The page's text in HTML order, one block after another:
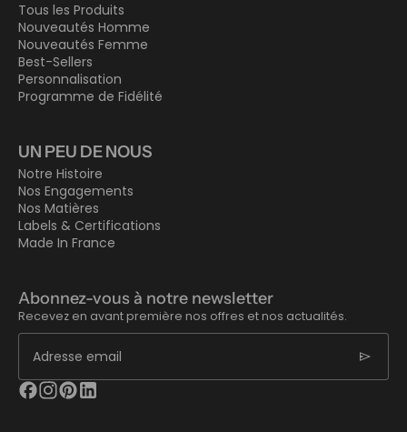
Tous les Produits
Nouveautés Homme
Nouveautés Femme
Best-Sellers
Personnalisation
Programme de Fidélité
UN PEU DE NOUS
Notre Histoire
Nos Engagements
Nos Matières
Labels & Certifications
Made In France
Adresse email send
Recevez en avant première nos offres et nos actualités.
Abonnez-vous à notre newsletter